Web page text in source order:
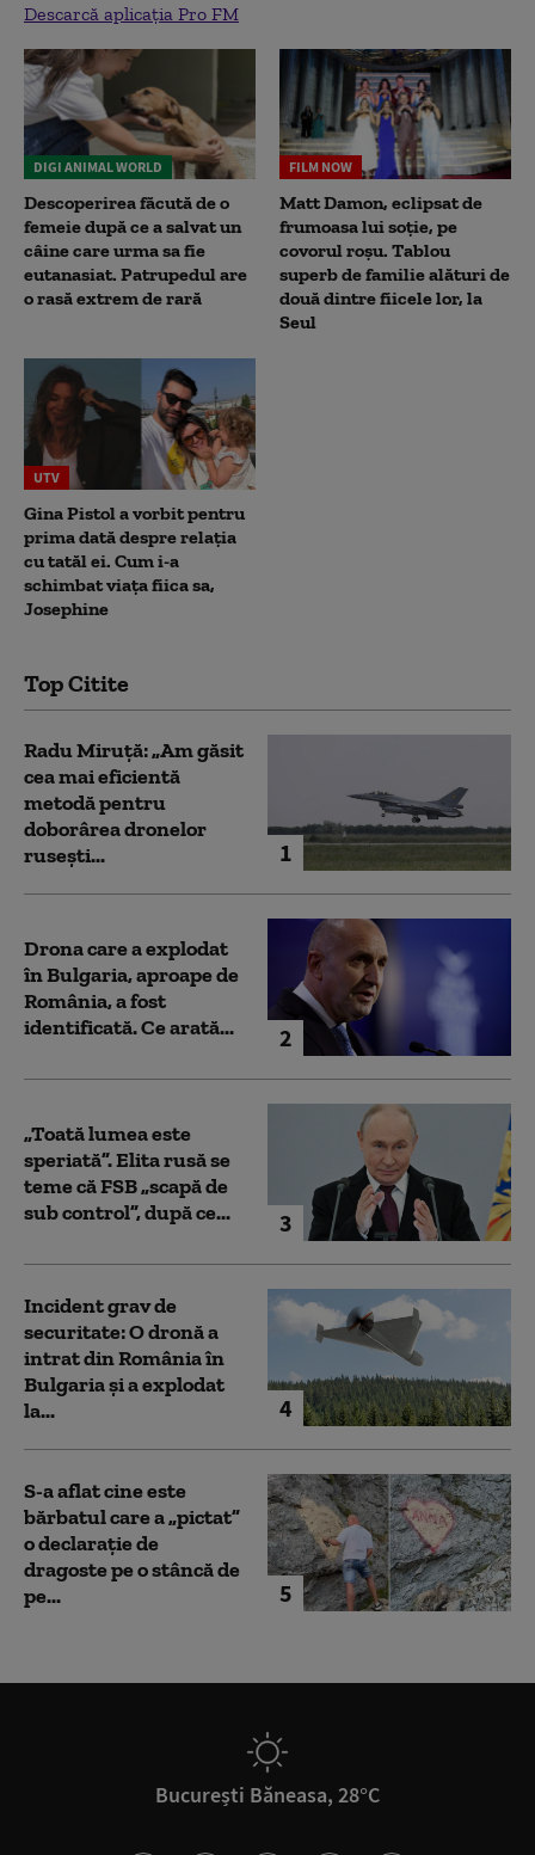
Descarcă aplicația Pro FM
DIGI ANIMAL WORLD
Descoperirea făcută de o
femeie după ce a salvat un
câine care urma sa fie
eutanasiat. Patrupedul are
o rasă extrem de rară
FILM NOW
Matt Damon, eclipsat de
frumoasa lui soție, pe
covorul roșu. Tablou
superb de familie alături de
două dintre fiicele lor, la
Seul
UTV
Gina Pistol a vorbit pentru
prima dată despre relația
cu tatăl ei. Cum i-a
schimbat viața fiica sa,
Josephine
Top Citite
1
Radu Miruță: „Am găsit
cea mai eficientă
metodă pentru
doborârea dronelor
rusești...
2
Drona care a explodat
în Bulgaria, aproape de
România, a fost
identificată. Ce arată...
3
„Toată lumea este
speriată”. Elita rusă se
teme că FSB „scapă de
sub control”, după ce...
4
Incident grav de
securitate: O dronă a
intrat din România în
Bulgaria şi a explodat
la...
5
S-a aflat cine este
bărbatul care a „pictat”
o declarație de
dragoste pe o stâncă de
pe...
București Băneasa, 28°C